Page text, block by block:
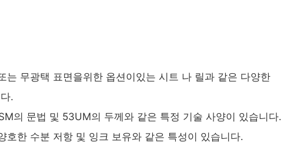
는 무광택 표면을위한 옵션이있는 시트 나 릴과 같은 다양한
.
의 문법 및 53UM의 두께와 같은 특정 기술 사양이 있습니다.
호한 수분 저항 및 잉크 보유와 같은 특성이 있습니다.